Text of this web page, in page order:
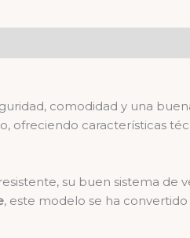
comodidad y una
ofreciendo características
su buen sistema de
, este modelo se ha